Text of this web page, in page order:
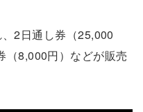
2日通し券（25,000
（8,000円）などが販売